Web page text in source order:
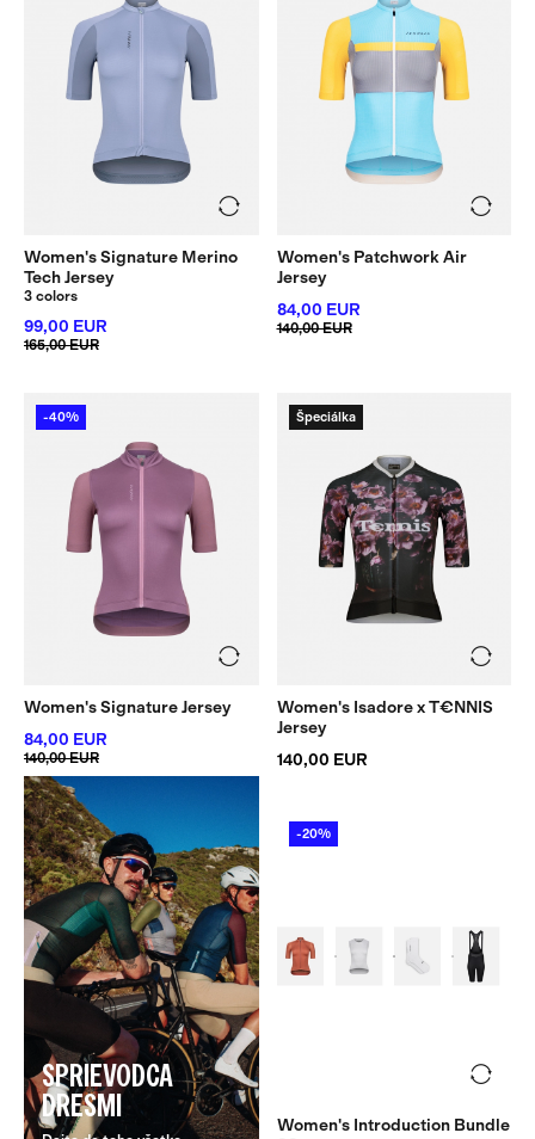
Women's Signature Merino
Tech Jersey
3 colors
99,00 EUR
165,00 EUR
Women's Patchwork Air
Jersey
84,00 EUR
140,00 EUR
-40%
Women's Signature Jersey
84,00 EUR
140,00 EUR
Špeciálka
Women's Isadore x T€NNIS
Jersey
140,00 EUR
SPRIEVODCA
DRESMI
-20%
Women's Introduction Bundle